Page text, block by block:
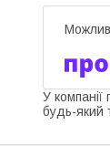
У компанії
будь-який